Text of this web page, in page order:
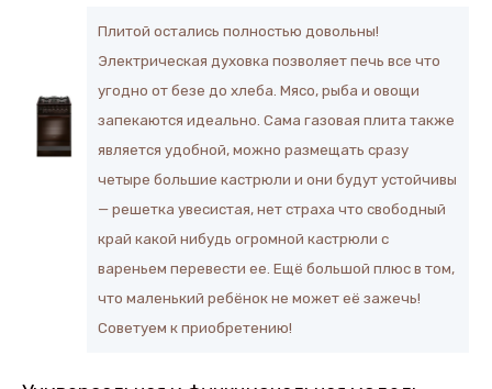
Плитой остались полностью довольны!
Электрическая духовка позволяет печь все что
угодно от безе до хлеба. Мясо, рыба и овощи
запекаются идеально. Сама газовая плита также
является удобной, можно размещать сразу
четыре большие кастрюли и они будут устойчивы
— решетка увесистая, нет страха что свободный
край какой нибудь огромной кастрюли с
вареньем перевести ее. Ещё большой плюс в том,
что маленький ребёнок не может её зажечь!
Советуем к приобретению!